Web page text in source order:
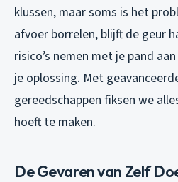
klussen, maar soms is het
afvoer borrelen, blijft de geur
risico’s nemen met je pand
je oplossing. Met
gereedschappen fiksen we
hoeft te maken.
De Gevaren van Zelf